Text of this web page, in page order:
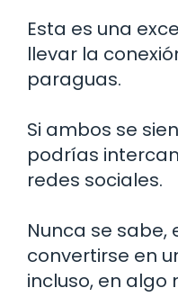
Esta es una
llevar la
paraguas.
Si ambos se
podrías
redes sociales.
Nunca se sabe,
convertirse en
incluso, en algo